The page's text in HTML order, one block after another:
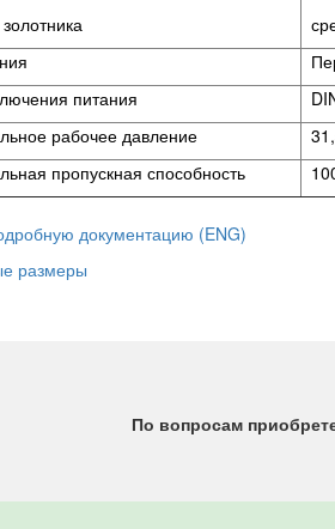
питания
рабочее давление
пропускная способность
документацию (ENG)
размеры
По вопросам